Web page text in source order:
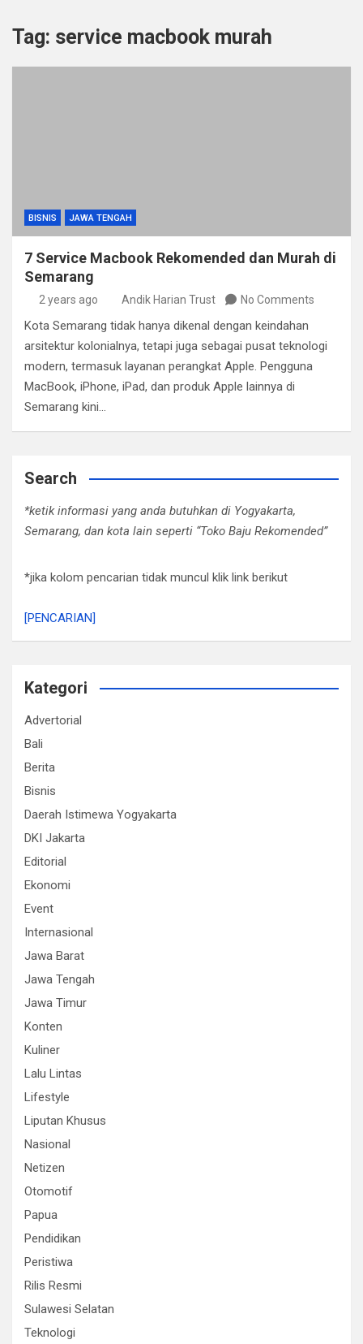
Tag: service macbook murah
BISNIS JAWA TENGAH
7 Service Macbook Rekomended dan Murah di
Semarang
2 years ago Andik Harian Trust No Comments
Kota Semarang tidak hanya dikenal dengan keindahan
arsitektur kolonialnya, tetapi juga sebagai pusat teknologi
modern, termasuk layanan perangkat Apple. Pengguna
MacBook, iPhone, iPad, dan produk Apple lainnya di
Semarang kini…
Search
*ketik informasi yang anda butuhkan di Yogyakarta,
Semarang, dan kota lain seperti “Toko Baju Rekomended”
*jika kolom pencarian tidak muncul klik link berikut
[PENCARIAN]
Kategori
Advertorial
Bali
Berita
Bisnis
Daerah Istimewa Yogyakarta
DKI Jakarta
Editorial
Ekonomi
Event
Internasional
Jawa Barat
Jawa Tengah
Jawa Timur
Konten
Kuliner
Lalu Lintas
Lifestyle
Liputan Khusus
Nasional
Netizen
Otomotif
Papua
Pendidikan
Peristiwa
Rilis Resmi
Sulawesi Selatan
Teknologi